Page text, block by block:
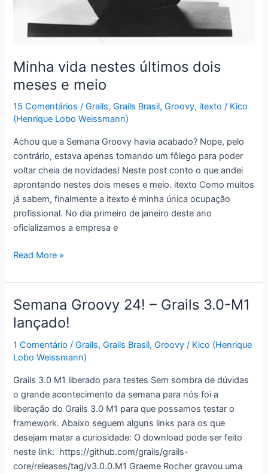
Minha vida nestes últimos dois
meses e meio
15 Comentários /Grails,Grails Brasil,Groovy, itexto / Kico
(Henrique Lobo Weissmann)
Achou que a Semana Groovy havia acabado? Nope, pelo
contrário, estava apenas tomando um fôlego para poder
voltar cheia de novidades! Neste post conto o que andei
aprontando nestes dois meses e meio. itexto Como muitos
já sabem, finalmente a itexto é minha única ocupação
profissional. No dia primeiro de janeiro deste ano
oficializamos a empresa e
Minha
nestes
últimos
dois
meses
e
meio
Read More »
Semana Groovy 24! – Grails 3.0-M1
lançado!
1 Comentário /Grails,Grails Brasil,Groovy / Kico (Henrique
Lobo Weissmann)
Grails 3.0 M1 liberado para testes Sem sombra de dúvidas
o grande acontecimento da semana para nós foi a
liberação do Grails 3.0 M1 para que possamos testar o
framework. Abaixo seguem alguns links para os que
desejam matar a curiosidade: O download pode ser feito
neste link: https://github.com/grails/grails-
core/releases/tag/v3.0.0.M1 Graeme Rocher gravou uma